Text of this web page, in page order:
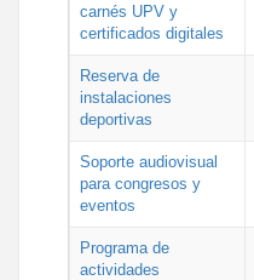
carnés UPV y
certificados digitales
Reserva de
instalaciones
deportivas
Soporte audiovisual
para congresos y
eventos
Programa de
actividades